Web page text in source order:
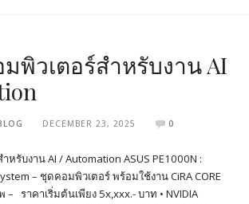
มพิวเตอร์สำหรับงาน AI
DECEMBER 23, 2025 0
หรับงาน AI / Automation ASUS PE1000N :
– ชุดคอมพิวเตอร์ พร้อมใช้งาน CiRA CORE
ราคาเริ่มต้นเพียง 5x,xxx.- บาท • NVIDIA